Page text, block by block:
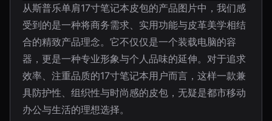
从斯普乐单肩17寸笔记本皮包的产品图片中，我们感
受到的是一种将商务需求、实用功能与皮革美学相结
合的精致产品理念。它不仅仅是一个装载电脑的容
器，更是一种专业形象与个人品味的延伸。对于追求
效率、注重品质的17寸笔记本用户而言，这样一款兼
具防护性、组织性与时尚感的皮包，无疑是都市移动
办公与生活的理想选择。